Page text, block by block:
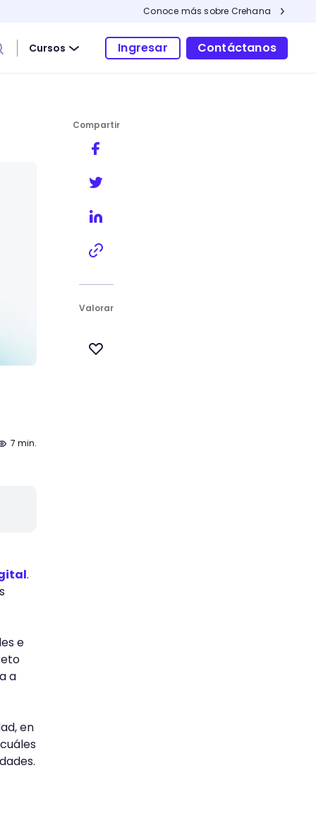
Conoce más sobre Crehana
Cursos Ingresar Contáctanos
7 min.
.
e
a
en
Compartir
Valorar